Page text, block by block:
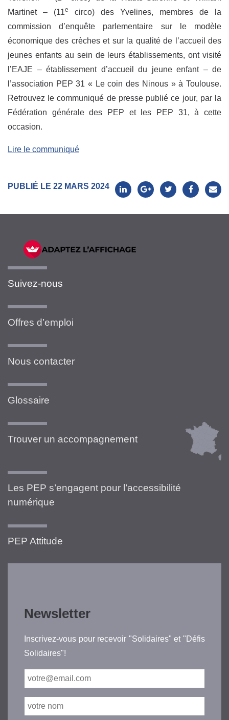
Martinet – (11e
circo) des Yvelines, membres de la
commission d’enquête parlementaire sur le modèle
économique des crèches et sur la qualité de l’accueil des
jeunes enfants au sein de leurs établissements, ont visité
l’EAJE – établissement d’accueil du jeune enfant – de
l’association PEP 31 « Le coin des Ninous » à Toulouse.
Retrouvez le communiqué de presse publié ce jour, par la
Fédération générale des PEP et les PEP 31, à cette
occasion.
Lire le communiqué
PUBLIÉ LE 22 MARS 2024
Suivez-nous
Offres d’emploi
Nous contacter
Glossaire
Trouver un accompagnement
Les PEP s’engagent pour l’accessibilité
numérique
PEP Attitude
Newsletter
Inscrivez-vous pour recevoir "Solidaires" et "Défis
Solidaires"!